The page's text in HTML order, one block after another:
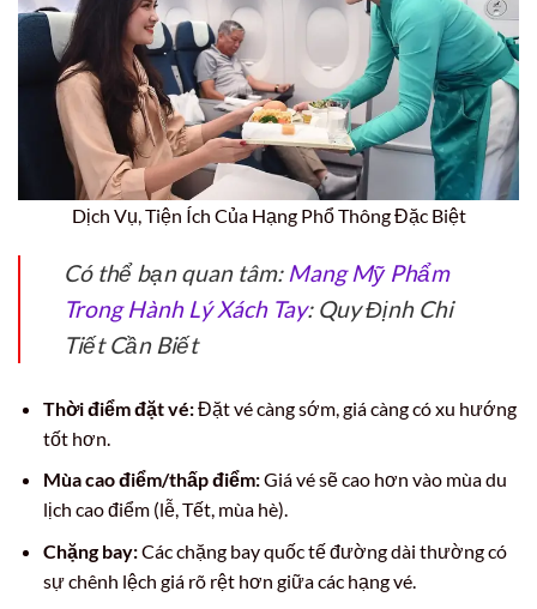
Dịch Vụ, Tiện Ích Của Hạng Phổ Thông Đặc Biệt
Có thể bạn quan tâm: Mang Mỹ Phẩm
Trong Hành Lý Xách Tay: Quy Định Chi
Tiết Cần Biết
Thời điểm đặt vé:Đặt vé càng sớm, giá càng có xu hướng
tốt hơn.
Mùa cao điểm/thấp điểm:Giá vé sẽ cao hơn vào mùa du
lịch cao điểm (lễ, Tết, mùa hè).
Chặng bay:Các chặng bay quốc tế đường dài thường có
sự chênh lệch giá rõ rệt hơn giữa các hạng vé.